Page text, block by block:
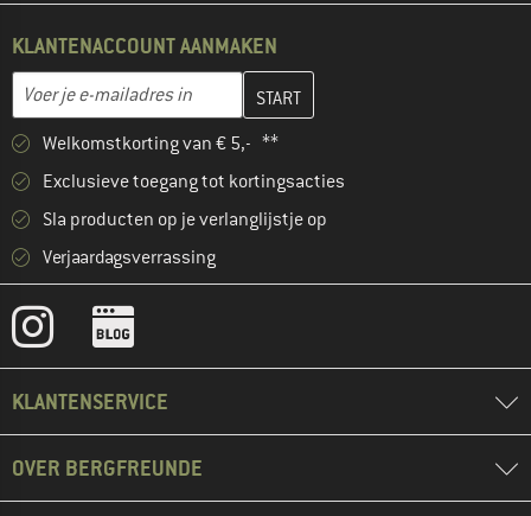
KLANTENACCOUNT AANMAKEN
E-mailadres
Vul je e-mailadres hier in en maak in de volgende stap je
Welkomstkorting van € 5,- **
Exclusieve toegang tot kortingsacties
Sla producten op je verlanglijstje op
Verjaardagsverrassing
KLANTENSERVICE
OVER BERGFREUNDE